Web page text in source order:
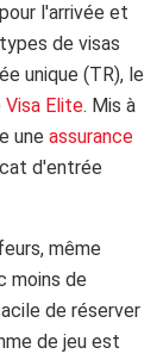
l'arrivée et
de visas
unique (TR), le
Visa Elite. Mis à
une assurance
d'entrée
même
moins de
de réserver
de jeu est